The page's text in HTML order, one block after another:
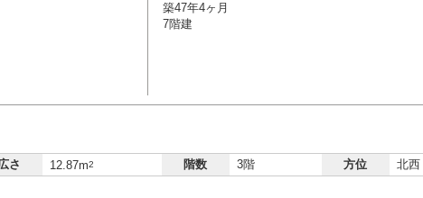
築47年4ヶ月
7階建
さ 12.87m2 階数 3階 方位 北西